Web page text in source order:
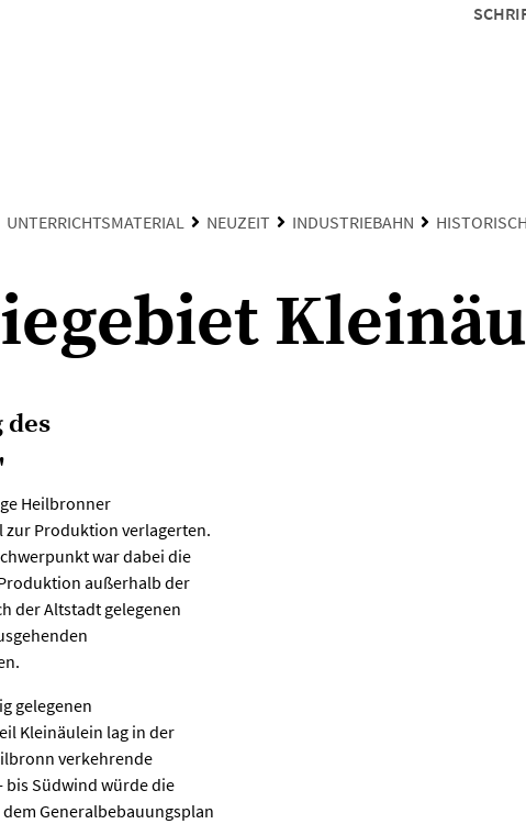
UNTERRICHTSMATERIAL NEUZEIT INDUSTRIEBAHN
Heilbronner
zur Produktion verlagerten.
war dabei die
außerhalb der
der Altstadt gelegenen
gelegenen
Kleinäulein lag in der
verkehrende
bis Südwind würde die
Generalbebauungsplan